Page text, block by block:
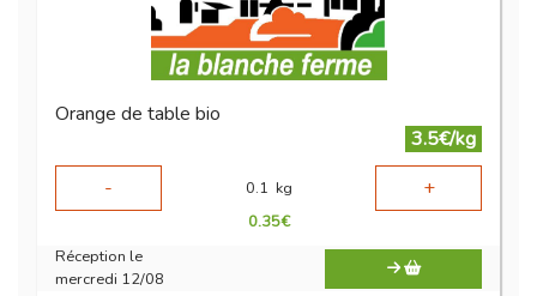
Orange de table bio
3.5€/kg
-
0.1 kg +
0.35€
Réception le
mercredi 12/08